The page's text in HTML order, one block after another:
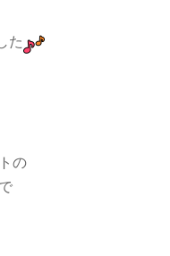
た
の
で